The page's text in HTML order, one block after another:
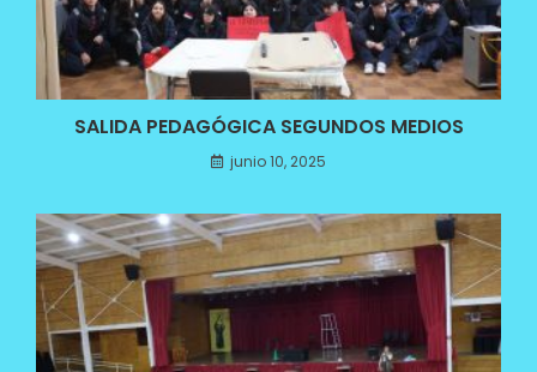
SALIDA PEDAGÓGICA SEGUNDOS MEDIOS
junio 10, 2025